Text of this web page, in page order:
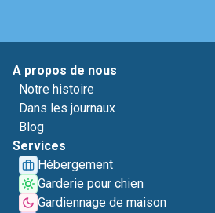
A propos de nous
Notre histoire
Dans les journaux
Blog
Services
Hébergement
Garderie pour chien
Gardiennage de maison